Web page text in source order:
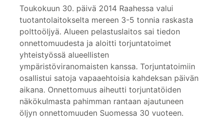
Toukokuun 30. päivä 2014 Raahessa valui
tuotantolaitokselta mereen 3-5 tonnia raskasta
polttoöljyä. Alueen pelastuslaitos sai tiedon
onnettomuudesta ja aloitti torjuntatoimet
yhteistyössä alueellisten
ympäristöviranomaisten kanssa. Torjuntatoimiin
osallistui satoja vapaaehtoisia kahdeksan päivän
aikana. Onnettomuus aiheutti torjuntatöiden
näkökulmasta pahimman rantaan ajautuneen
öljyn onnettomuuden Suomessa 30 vuoteen.